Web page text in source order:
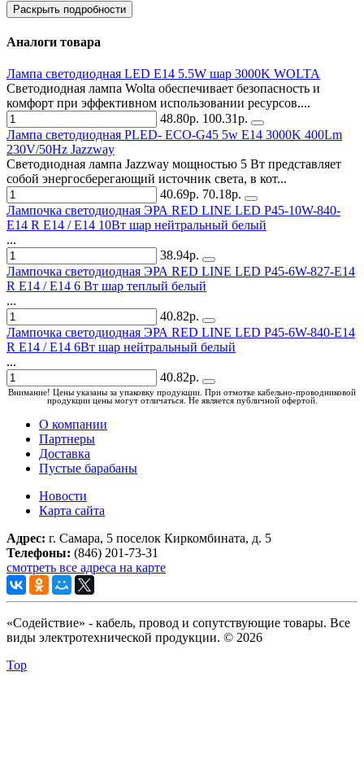
Раскрыть подробности
Аналоги товара
Лампа светодиодная LED E14 5.5W шар 3000K WOLTA
Светодиодная лампа Wolta обеспечивает безопасность и
комфорт при эффективном использовании ресурсов....
48.80р. 100.31р.
Лампа светодиодная PLED- ECO-G45 5w E14 3000K 400Lm
230V/50Hz Jazzway
Светодиодная лампа Jazzway мощностью 5 Вт представляет
собой энергосберегающий источник света, в кот...
40.69р. 70.18р.
Лампочка светодиодная ЭРА RED LINE LED P45-10W-840-
E14 R Е14 / E14 10Вт шар нейтральный белый
...
38.94р.
Лампочка светодиодная ЭРА RED LINE LED P45-6W-827-E14
R Е14 / E14 6 Вт шар теплый белый
...
40.82р.
Лампочка светодиодная ЭРА RED LINE LED P45-6W-840-E14
R E14 / Е14 6Вт шар нейтральный белый
...
40.82р.
Внимание! Цены указаны за упаковку продукции. При отмотке кабельно-проводниковой
продукции цены могут отличаться. Не является публичной офертой.
О компании
Партнеры
Доставка
Пустые барабаны
Новости
Карта сайта
Адрес: г. Самара, 5 поселок Киркомбината, д. 5
Телефоны: (846) 201-73-31
смотреть все адреса на карте
«Содействие» - кабель, провод и сопутствующие товары. Все
виды электротехнической продукции. © 2026
Top